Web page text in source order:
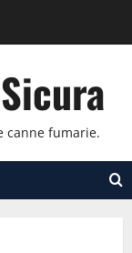
canne fumarie.